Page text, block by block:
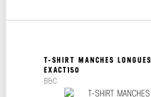
T-SHIRT MANCHES LONGUES
EXACT150
B&C